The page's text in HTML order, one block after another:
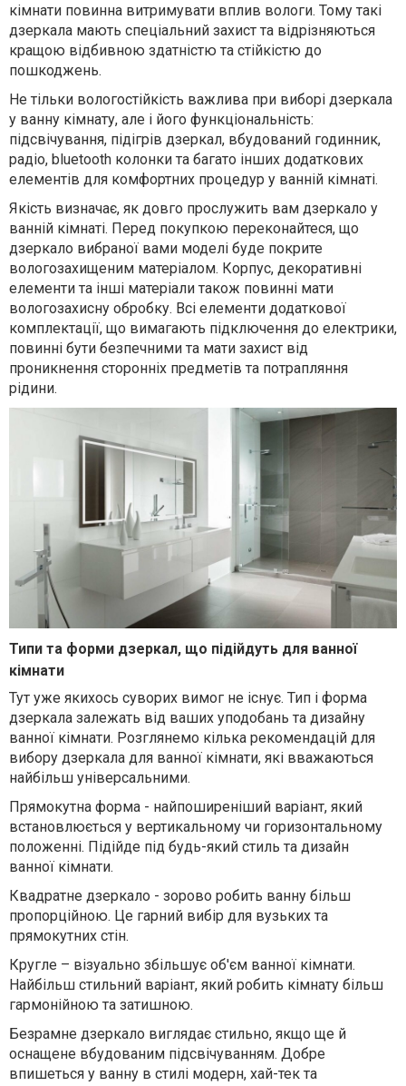
кімнати повинна витримувати вплив вологи. Тому такі
дзеркала мають спеціальний захист та відрізняються
кращою відбивною здатністю та стійкістю до
пошкоджень.
Не тільки вологостійкість важлива при виборі дзеркала
у ванну кімнату, але і його функціональність:
підсвічування, підігрів дзеркал, вбудований годинник,
радіо, bluetooth колонки та багато інших додаткових
елементів для комфортних процедур у ванній кімнаті.
Якість визначає, як довго прослужить вам дзеркало у
ванній кімнаті. Перед покупкою переконайтеся, що
дзеркало вибраної вами моделі буде покрите
вологозахищеним матеріалом. Корпус, декоративні
елементи та інші матеріали також повинні мати
вологозахисну обробку. Всі елементи додаткової
комплектації, що вимагають підключення до електрики,
повинні бути безпечними та мати захист від
проникнення сторонніх предметів та потрапляння
рідини.
Типи та форми дзеркал, що підійдуть для ванної
кімнати
Тут уже якихось суворих вимог не існує. Тип і форма
дзеркала залежать від ваших уподобань та дизайну
ванної кімнати. Розглянемо кілька рекомендацій для
вибору дзеркала для ванної кімнати, які вважаються
найбільш універсальними.
Прямокутна форма - найпоширеніший варіант, який
встановлюється у вертикальному чи горизонтальному
положенні. Підійде під будь-який стиль та дизайн
ванної кімнати.
Квадратне дзеркало - зорово робить ванну більш
пропорційною. Це гарний вибір для вузьких та
прямокутних стін.
Кругле – візуально збільшує об'єм ванної кімнати.
Найбільш стильний варіант, який робить кімнату більш
гармонійною та затишною.
Безрамне дзеркало виглядає стильно, якщо ще й
оснащене вбудованим підсвічуванням. Добре
впишеться у ванну в стилі модерн, хай-тек та